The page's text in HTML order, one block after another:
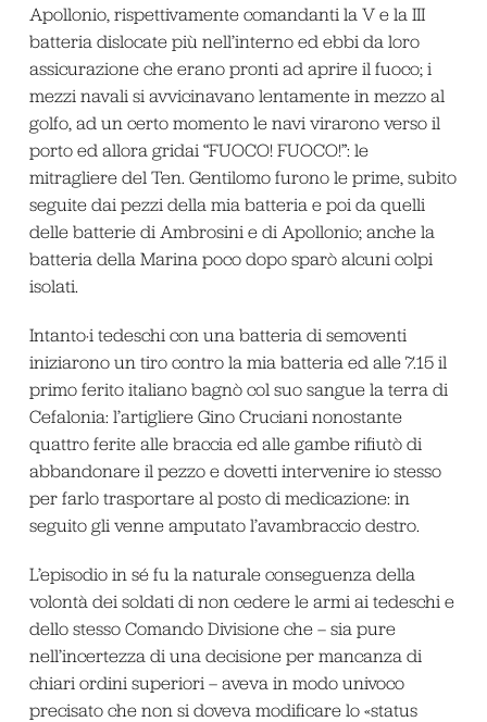
Apollonio, rispettivamente comandanti la V e la III
batteria dislocate più nell’interno ed ebbi da loro
assicurazione che erano pronti ad aprire il fuoco; i
mezzi navali si avvicinavano lentamente in mezzo al
golfo, ad un certo momento le navi virarono verso il
porto ed allora gridai “FUOCO! FUOCO!”: le
mitragliere del Ten. Gentilomo furono le prime, subito
seguite dai pezzi della mia batteria e poi da quelli
delle batterie di Ambrosini e di Apollonio; anche la
batteria della Marina poco dopo sparò alcuni colpi
isolati.
Intanto·i tedeschi con una batteria di semoventi
iniziarono un tiro contro la mia batteria ed alle 7.15 il
primo ferito italiano bagnò col suo sangue la terra di
Cefalonia: l’artigliere Gino Cruciani nonostante
quattro ferite alle braccia ed alle gambe rifiutò di
abbandonare il pezzo e dovetti intervenire io stesso
per farlo trasportare al posto di medicazione: in
seguito gli venne amputato l’avambraccio destro.
L’episodio in sé fu la naturale conseguenza della
volontà dei soldati di non cedere le armi ai tedeschi e
dello stesso Comando Divisione che – sia pure
nell’incertezza di una decisione per mancanza di
chiari ordini superiori – aveva in modo univoco
precisato che non si doveva modificare lo «status